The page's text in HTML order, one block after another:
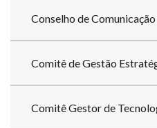
Conselho de
Comitê de Gestão
Comitê Gestor de